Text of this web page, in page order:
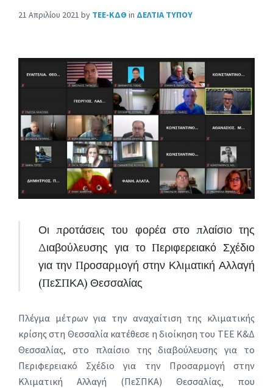
21 Απριλίου 2021 by ΤΕΕ-ΚΔΘ in ΔΕΛΤΙΑ ΤΥΠΟΥ
Οι προτάσεις του φορέα στο πλαίσιο της
Διαβούλευσης για το Περιφερειακό Σχέδιο
για την Προσαρμογή στην Κλιματική Αλλαγή
(ΠεΣΠΚΑ) Θεσσαλίας
Πλέγμα μέτρων για την αναχαίτιση της κλιματικής
κρίσης στη Θεσσαλία κατέθεσε η διοίκηση του ΤΕΕ Κ&Δ
Θεσσαλίας, στο πλαίσιο της διαβούλευσης για το
Περιφερειακό Σχέδιο για την Προσαρμογή στην
Κλιματική Αλλαγή (ΠεΣΠΚΑ) Θεσσαλίας, που